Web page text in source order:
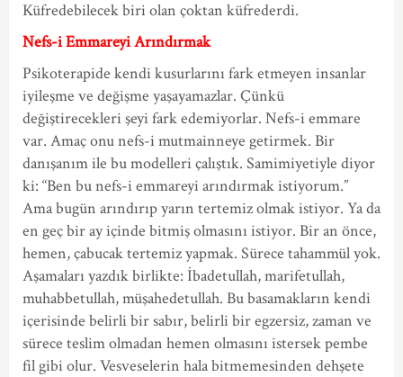
Küfredebilecek biri olan çoktan küfrederdi.
Nefs-i Emmareyi Arındırmak
Psikoterapide kendi kusurlarını fark etmeyen insanlar
iyileşme ve değişme yaşayamazlar. Çünkü
değiştirecekleri şeyi fark edemiyorlar. Nefs-i emmare
var. Amaç onu nefs-i mutmainneye getirmek. Bir
danışanım ile bu modelleri çalıştık. Samimiyetiyle diyor
ki: “Ben bu nefs-i emmareyi arındırmak istiyorum.”
Ama bugün arındırıp yarın tertemiz olmak istiyor. Ya da
en geç bir ay içinde bitmiş olmasını istiyor. Bir an önce,
hemen, çabucak tertemiz yapmak. Sürece tahammül yok.
Aşamaları yazdık birlikte: İbadetullah, marifetullah,
muhabbetullah, müşahedetullah. Bu basamakların kendi
içerisinde belirli bir sabır, belirli bir egzersiz, zaman ve
sürece teslim olmadan hemen olmasını istersek pembe
fil gibi olur. Vesveselerin hala bitmemesinden dehşete